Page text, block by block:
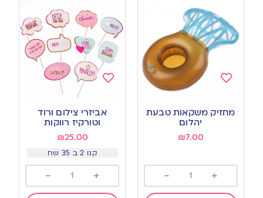
to
wishlist
מחזיק משקאות טבעת
יהלום
₪7.00
+
-
to
wishlist
אביזרי צילום ורוד
וטורקיז רווקות
₪25.00
קנו 2 ב 35 שח
+
-